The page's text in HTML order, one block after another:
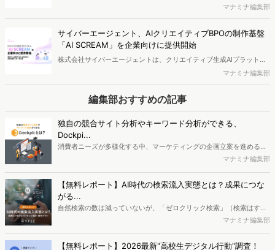
ージェントにおいて、写真から商品を探せる「ショッピングレンズ」
の機能を提供開始したことを発表しました。
マナミナ編集部
サイバーエージェント、AIクリエイティブBPOの制作基盤
「AI SCREAM」を企業向けに提供開始
株式会社サイバーエージェントは、クリエイティブ生成AIプラットフ
ォーム「AI SCREAM（アイスクリーム）」を企業向けに2026年8月
より提供開始することを発表しました。
マナミナ編集部
編集部おすすめの記事
独自の競合サイト分析やキーワード分析ができる、
Dockpi...
消費者ニーズが多様化する中、マーケティングの企画立案を進める上
で、競合分析や消費者分析の重要性がより高まっています。Web行動
データを活用し、Web上の消費者行動を起点とした競合サイト分析や
消費者分析が可能です。今回はDockpitならではの利便性の高い機能
や活用方法を解説します。
マナミナ編集部
【無料レポート】AI時代の検索流入実態とは？成果につな
がる...
自然検索の数は減っていないが、「ゼロクリック検索」（検索はする
がページには流入しない）の割合が増加しているのが、AI時代の検索
か、また、要因を理解した上で、成果に確実につながるコンテンツを
マナミナ編集部
【無料レポート】2026最新"高校生デジタル行動"調査！